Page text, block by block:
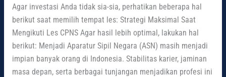
Agar investasi Anda tidak sia-sia, perhatikan beberapa hal
berikut saat memilih tempat les: Strategi Maksimal Saat
Mengikuti Les CPNS Agar hasil lebih optimal, lakukan hal
berikut: Menjadi Aparatur Sipil Negara (ASN) masih menjadi
impian banyak orang di Indonesia. Stabilitas karier, jaminan
masa depan, serta berbagai tunjangan menjadikan profesi ini